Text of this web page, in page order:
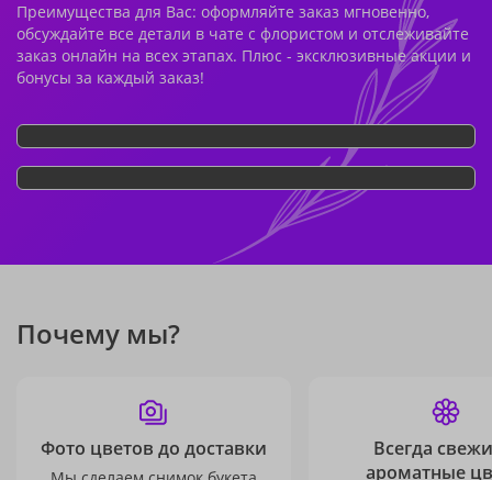
Преимущества для Вас: оформляйте заказ мгновенно,
обсуждайте все детали в чате с флористом и отслеживайте
заказ онлайн на всех этапах. Плюс - эксклюзивные акции и
бонусы за каждый заказ!
Почему мы?
Фото цветов до доставки
Всегда
ароматные